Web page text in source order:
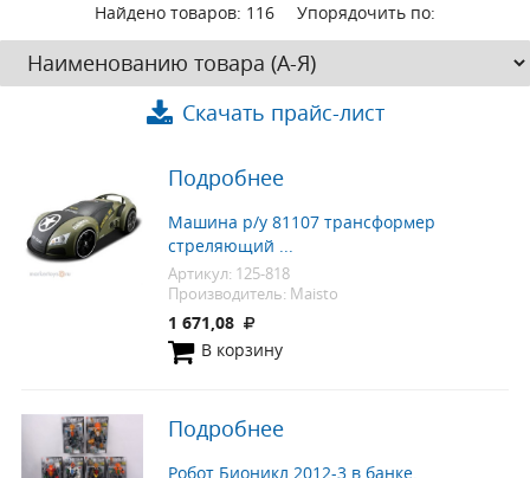
Найдено товаров: 116 Упорядочить по:
Скачать прайс-лист
Подробнее
Машина р/у 81107 трансформер
стреляющий ...
Артикул: 125-818
Производитель: Maisto
1 671,08
В корзину
Подробнее
Робот Бионикл 2012-3 в банке.